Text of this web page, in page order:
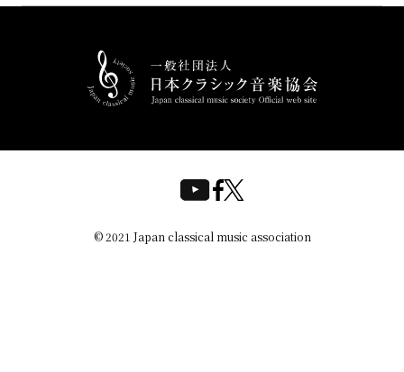
© 2021 Japan classical music association